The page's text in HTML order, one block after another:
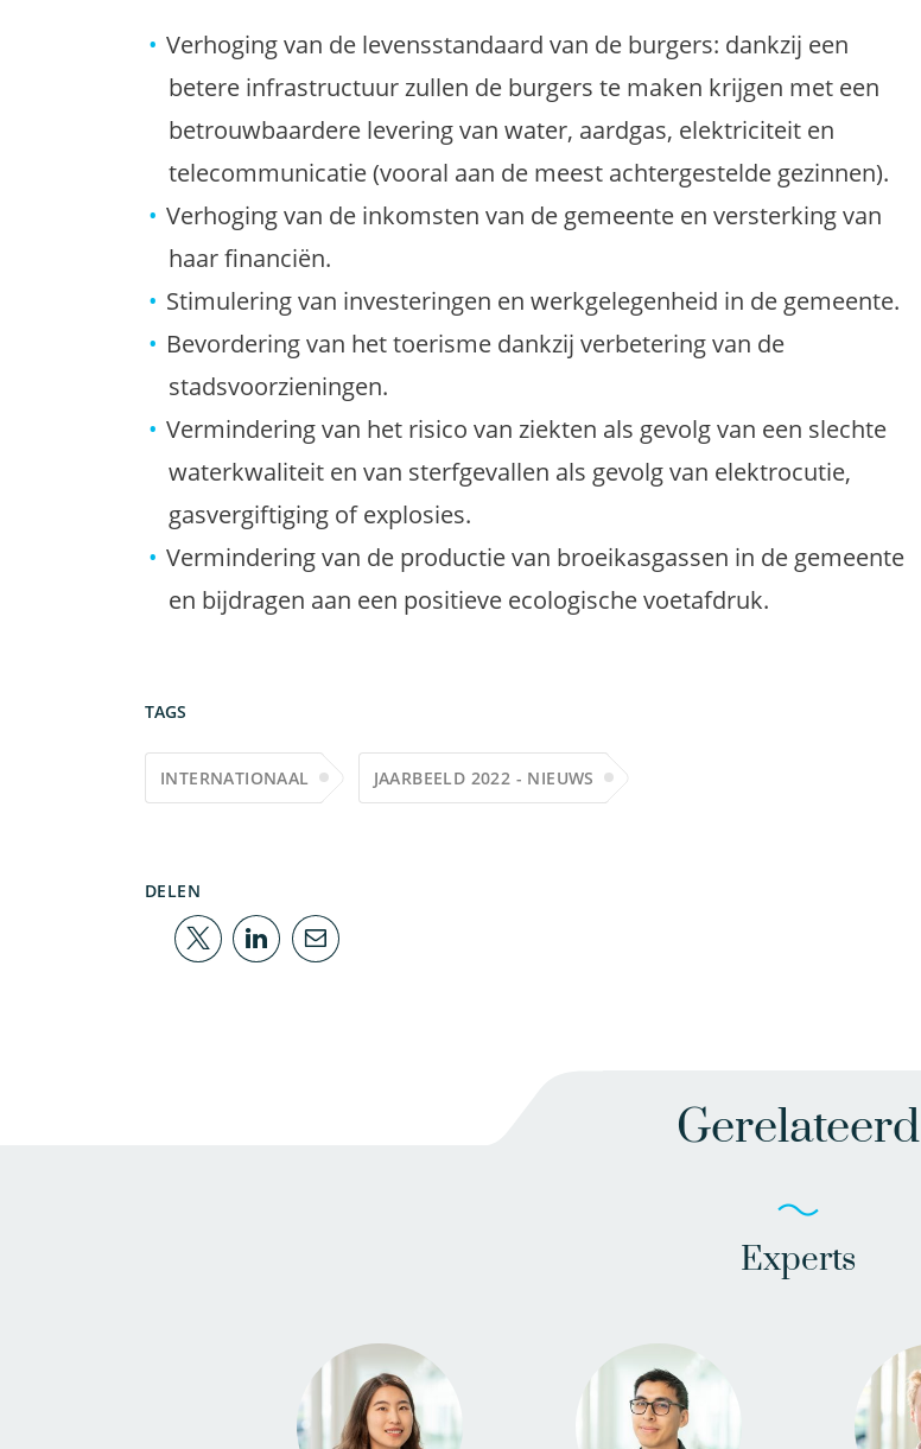
Verhoging van de levensstandaard van de burgers: dankzij een
betere infrastructuur zullen de burgers te maken krijgen met een
betrouwbaardere levering van water, aardgas, elektriciteit en
telecommunicatie (vooral aan de meest achtergestelde gezinnen).
Verhoging van de inkomsten van de gemeente en versterking van
haar financiën.
Stimulering van investeringen en werkgelegenheid in de gemeente.
Bevordering van het toerisme dankzij verbetering van de
stadsvoorzieningen.
Vermindering van het risico van ziekten als gevolg van een slechte
waterkwaliteit en van sterfgevallen als gevolg van elektrocutie,
gasvergiftiging of explosies.
Vermindering van de productie van broeikasgassen in de gemeente
en bijdragen aan een positieve ecologische voetafdruk.
TAGS
INTERNATIONAAL JAARBEELD 2022 - NIEUWS
DELEN
Gerelateerd
Experts